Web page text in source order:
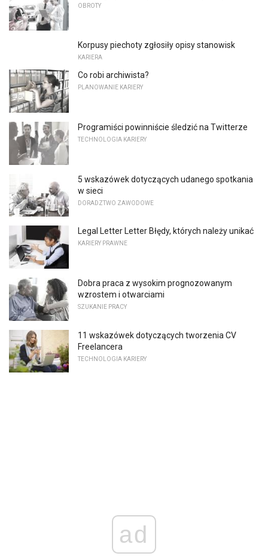
OBROTY
Korpusy piechoty zgłosiły opisy stanowisk
KARIERA
Co robi archiwista?
PLANOWANIE KARIERY
Programiści powinniście śledzić na Twitterze
TECHNOLOGIA KARIERY
5 wskazówek dotyczących udanego spotkania
w sieci
DORADZTWO ZAWODOWE
Legal Letter Letter Błędy, których należy unikać
KARIERY PRAWNE
Dobra praca z wysokim prognozowanym
wzrostem i otwarciami
SZUKANIE PRACY
11 wskazówek dotyczących tworzenia CV
Freelancera
TECHNOLOGIA KARIERY
ad